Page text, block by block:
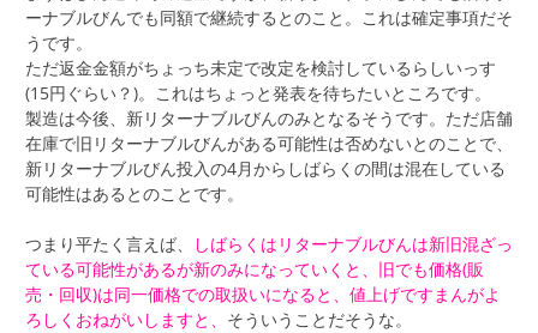
ーナブルびんでも同額で継続するとのこと。これは確定事項だそ
うです。
ただ返金金額がちょっち未定で改定を検討しているらしいっす
(15円ぐらい？)。これはちょっと発表を待ちたいところです。
製造は今後、新リターナブルびんのみとなるそうです。ただ店舗
在庫で旧リターナブルびんがある可能性は否めないとのことで、
新リターナブルびん投入の4月からしばらくの間は混在している
可能性はあるとのことです。
つまり平たく言えば、
しばらくはリターナブルびんは新旧混ざっ
ている可能性があるが新のみになっていくと、旧でも価格(販
売・回収)は同一価格での取扱いになると、値上げですまんがよ
ろしくおねがいしますと、 そういうことだそうな。